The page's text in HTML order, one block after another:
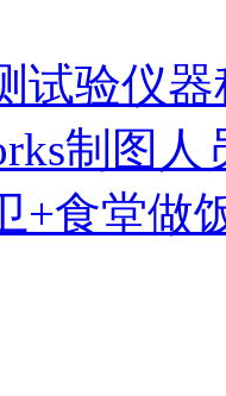
试验仪
制图人
+食堂做